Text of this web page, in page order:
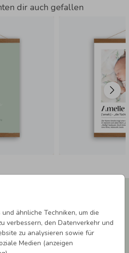
ähnliche Techniken, um die
verbessern, den Datenverkehr und
zu analysieren sowie für
Medien (anzeigen
dir auch gefallen
und 5,00 € Rabatt**
Newsletter an und bleibe auf dem